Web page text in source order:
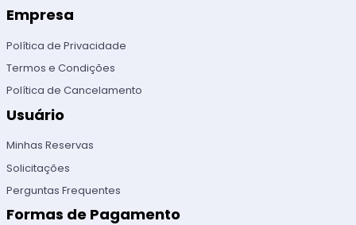
Empresa
Política de Privacidade
Termos e Condições
Política de Cancelamento
Usuário
Minhas Reservas
Solicitações
Perguntas Frequentes
Formas de Pagamento